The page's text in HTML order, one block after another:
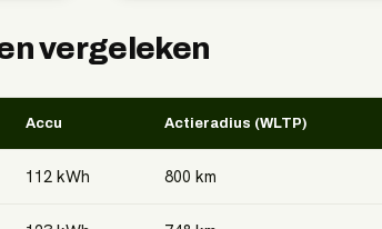
vergeleken
Accu Actieradius (WLTP)
112 kWh 800 km